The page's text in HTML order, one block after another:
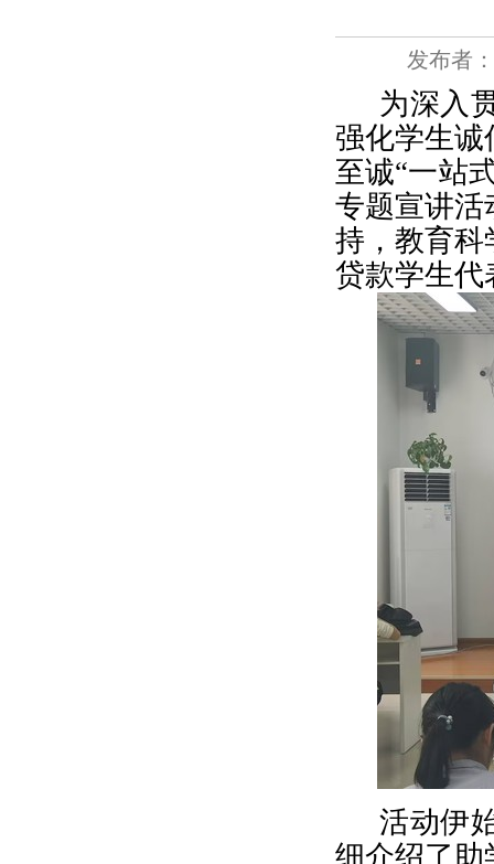
发布者
为深入
强化学生诚
至诚“一站
专题宣讲活
持，教育科
贷款学生代
活动伊
细介绍了助